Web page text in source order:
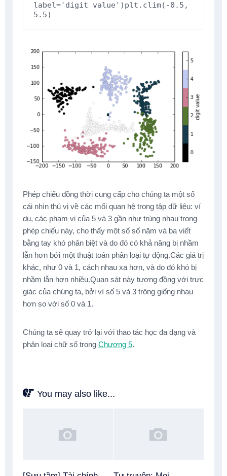
label= 'digit value' ) plt . clim( -0.5 ,
5.5)
Phép chiếu đồng thời cung cấp cho chúng ta một số
cái nhìn thú vị về các mối quan hệ trong tập dữ liệu: ví
dụ, các phạm vi của 5 và 3 gần như trùng nhau trong
phép chiếu này, cho thấy một số số năm và ba viết
bằng tay khó phân biệt và do đó có khả năng bị nhầm
lẫn hơn bởi một thuật toán phân loại tự động.Các giá trị
khác, như 0 và 1, cách nhau xa hơn, và do đó khó bị
nhầm lẫn hơn nhiều.Quan sát này tương đồng với trực
giác của chúng ta, bởi vì số 5 và 3 trông giống nhau
hơn so với số 0 và 1.
Chúng ta sẽ quay trở lại với thao tác học đa dạng và
phân loại chữ số trong Chương 5.
You may also like...